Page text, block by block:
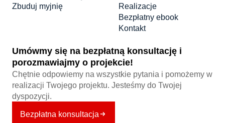
Zbuduj myjnię
Realizacje
Bezpłatny ebook
Kontakt
Umówmy się na bezpłatną konsultację i
porozmawiajmy o projekcie!
Chętnie odpowiemy na wszystkie pytania i pomożemy w
realizacji Twojego projektu. Jesteśmy do Twojej
dyspozycji.
Bezpłatna konsultacja